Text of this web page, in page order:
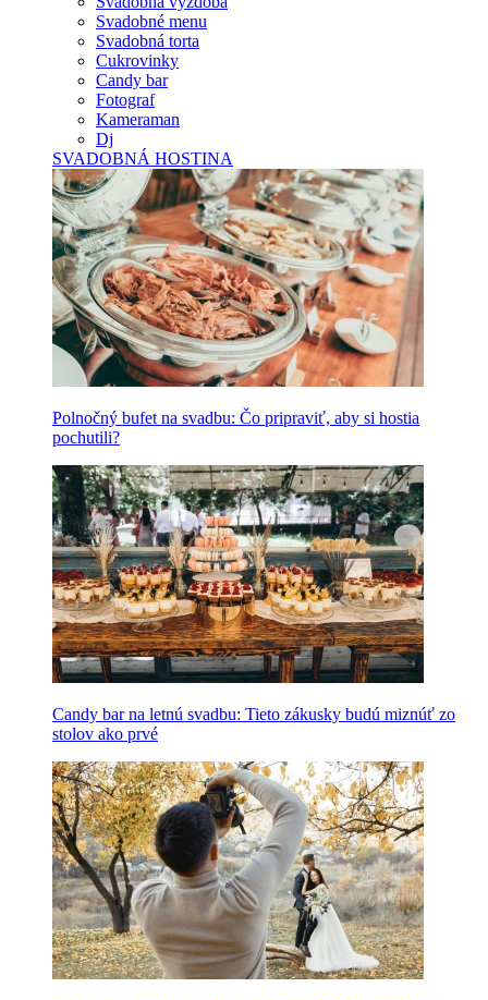
Svadobné menu
Svadobná torta
Cukrovinky
Candy bar
Fotograf
Kameraman
Dj
SVADOBNÁ HOSTINA
Polnočný bufet na svadbu: Čo pripraviť, aby si hostia
pochutili?
Candy bar na letnú svadbu: Tieto zákusky budú miznúť zo
stolov ako prvé